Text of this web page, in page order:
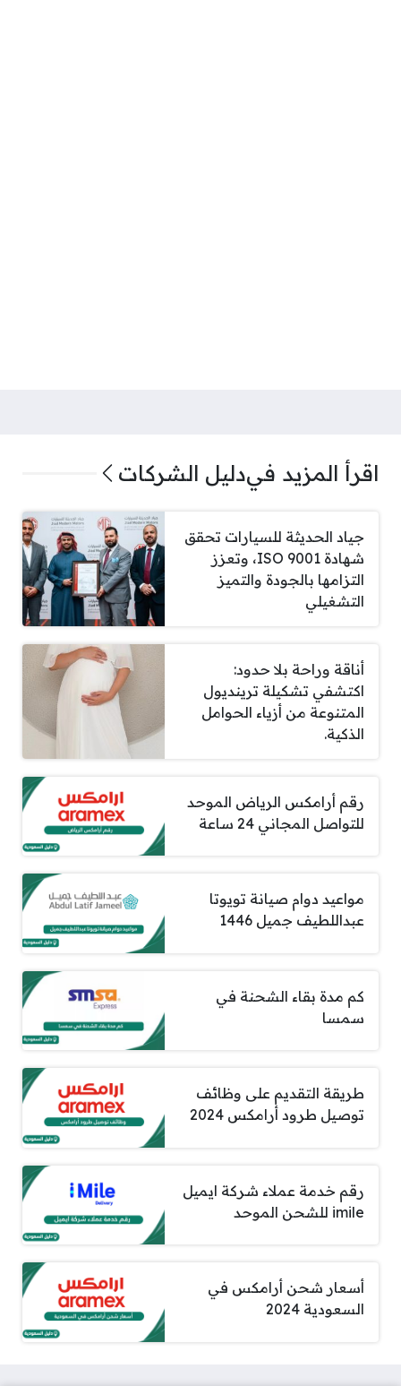
اقرأ المزيد فيدليل الشركات
جياد الحديثة للسيارات تحقق
شهادة ISO 9001، وتعزز
التزامها بالجودة والتميز
التشغيلي
أناقة وراحة بلا حدود:
اكتشفي تشكيلة ترينديول
المتنوعة من أزياء الحوامل
الذكية.
رقم أرامكس الرياض الموحد
للتواصل المجاني 24 ساعة
مواعيد دوام صيانة تويوتا
عبداللطيف جميل 1446
كم مدة بقاء الشحنة في
سمسا
طريقة التقديم على وظائف
توصيل طرود أرامكس 2024
رقم خدمة عملاء شركة ايميل
imile للشحن الموحد
أسعار شحن أرامكس في
السعودية 2024